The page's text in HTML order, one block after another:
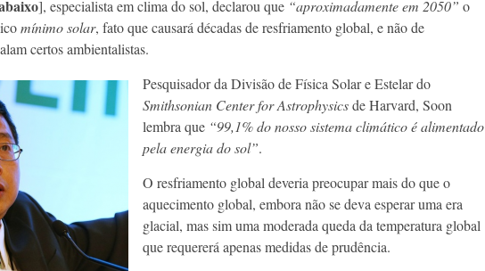
], especialista em clima do sol, declarou que “aproximadamente em 2050” o
mínimo solar, fato que causará décadas de resfriamento global, e não de
certos ambientalistas.
Pesquisador da Divisão de Física Solar e Estelar do
Smithsonian Center for Astrophysicsde Harvard, Soon
lembra que “99,1% do nosso sistema climático é alimentado
pela energia do sol”.
O resfriamento global deveria preocupar mais do que o
aquecimento global, embora não se deva esperar uma era
glacial, mas sim uma moderada queda da temperatura global
que requererá apenas medidas de prudência.